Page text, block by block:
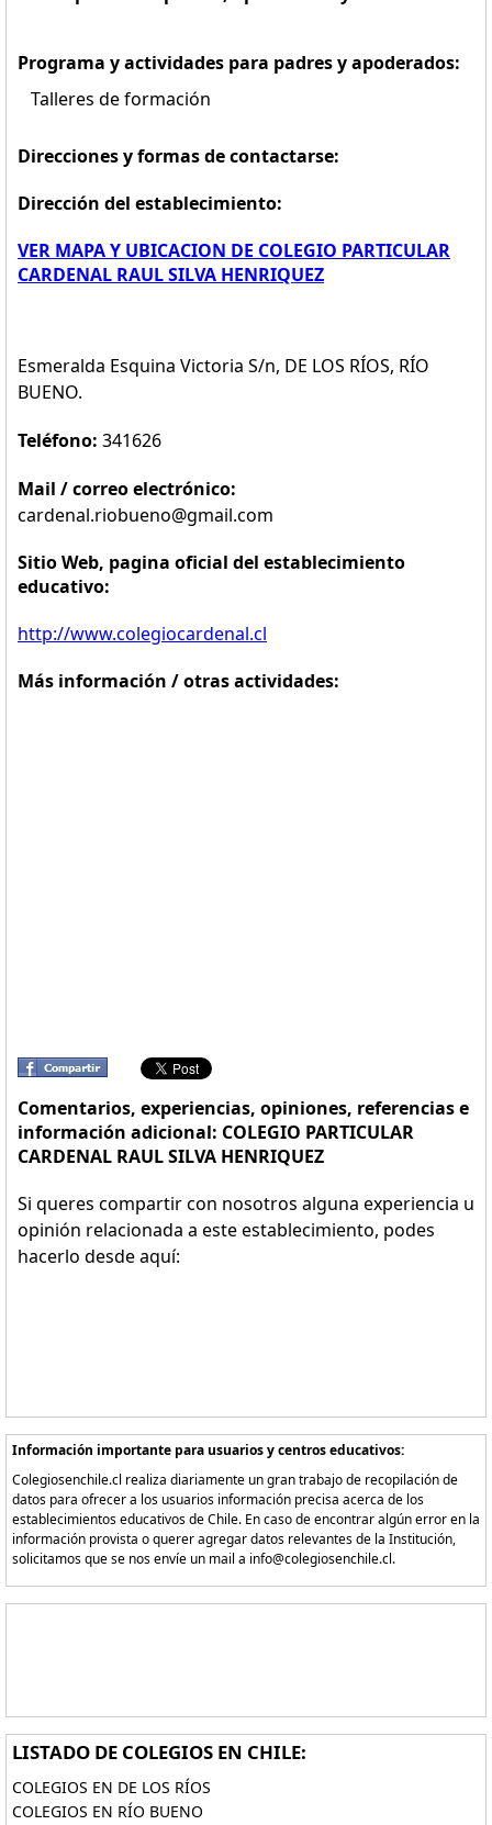
Programa y actividades para padres y apoderados:
Talleres de formación
Direcciones y formas de contactarse:
Dirección del establecimiento:
VER MAPA Y UBICACION DE COLEGIO PARTICULAR
CARDENAL RAUL SILVA HENRIQUEZ
Esmeralda Esquina Victoria S/n, DE LOS RÍOS, RÍO
BUENO.
Teléfono: 341626
Mail / correo electrónico:
cardenal.riobueno@gmail.com
Sitio Web, pagina oficial del establecimiento
educativo:
http://www.colegiocardenal.cl
Más información / otras actividades:
Comentarios, experiencias, opiniones, referencias e
información adicional: COLEGIO PARTICULAR
CARDENAL RAUL SILVA HENRIQUEZ
Si queres compartir con nosotros alguna experiencia u
opinión relacionada a este establecimiento, podes
hacerlo desde aquí:
Información importante para usuarios y centros educativos:
Colegiosenchile.cl realiza diariamente un gran trabajo de recopilación de
datos para ofrecer a los usuarios información precisa acerca de los
establecimientos educativos de Chile. En caso de encontrar algún error en la
información provista o querer agregar datos relevantes de la Institución,
solicitamos que se nos envíe un mail a info@colegiosenchile.cl.
LISTADO DE COLEGIOS EN CHILE:
COLEGIOS EN DE LOS RÍOS
COLEGIOS EN RÍO BUENO